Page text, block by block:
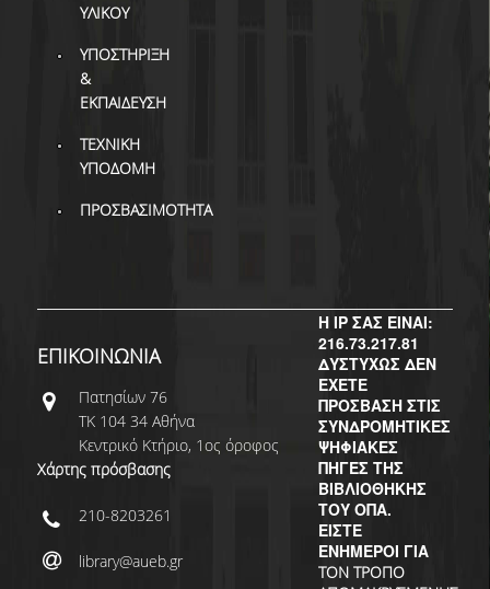
ΥΛΙΚΟΥ
ΥΠΟΣΤΗΡΙΞΗ
&
ΕΚΠΑΙΔΕΥΣΗ
ΤΕΧΝΙΚΗ
ΥΠΟΔΟΜΗ
ΠΡΟΣΒΑΣΙΜΟΤΗΤΑ
Η IP ΣΑΣ ΕΙΝΑΙ:
216.73.217.81
ΔΥΣΤΥΧΩΣ ΔΕΝ
ΕΧΕΤΕ
ΠΡΟΣΒΑΣΗ ΣΤΙΣ
ΣΥΝΔΡΟΜΗΤΙΚΕΣ
ΨΗΦΙΑΚΕΣ
ΠΗΓΕΣ ΤΗΣ
ΒΙΒΛΙΟΘΗΚΗΣ
ΤΟΥ ΟΠΑ.
ΕΙΣΤΕ
ΕΝΗΜΕΡΟΙ ΓΙΑ
ΤΟΝ ΤΡΟΠΟ
ΕΠΙΚΟΙΝΩΝΙΑ
Πατησίων 76
ΤΚ 104 34 Αθήνα
Κεντρικό Κτήριο, 1ος όροφος
Χάρτης πρόσβασης
210-8203261
library@aueb.gr